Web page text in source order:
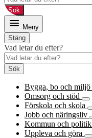
Sök
Meny
Stäng
Vad letar du efter?
Sök
Bygga, bo och miljö
Omsorg och stöd
Förskola och skola
Jobb och näringsliv
Kommun och politik
Uppleva och göra